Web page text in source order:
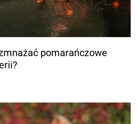
pomarańczowe